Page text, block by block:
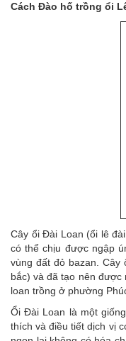
Cách Đào hố trồng ổi
Cây ổi Đài Loan (ổi lê
có thể chịu được ngập
vùng đất đỏ bazan.
bắc) và đã tạo nên
loan trồng ở phường
Ổi Đài Loan là một
thích và điều tiết dịch vị